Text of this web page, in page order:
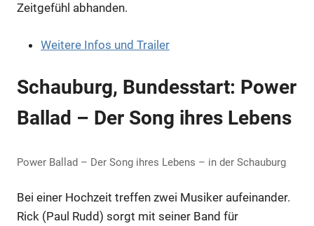
Zeitgefühl abhanden.
Weitere Infos und Trailer
Schauburg, Bundesstart: Power
Ballad – Der Song ihres Lebens
Power Ballad – Der Song ihres Lebens – in der Schauburg
Bei einer Hochzeit treffen zwei Musiker aufeinander.
Rick (Paul Rudd) sorgt mit seiner Band für